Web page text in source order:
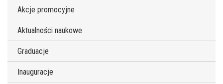
Akcje promocyjne
Aktualności naukowe
Graduacje
Inauguracje